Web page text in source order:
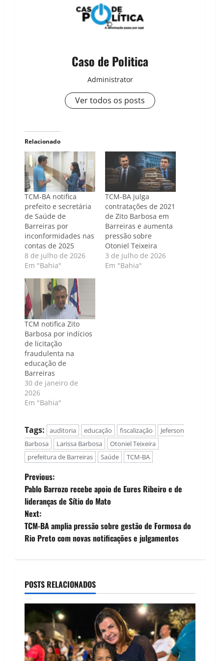
Caso de Politica
Administrator
Ver todos os posts
Relacionado
TCM-BA notifica
prefeito e secretária
de Saúde de
Barreiras por
inconformidades nas
contas de 2025
8 de julho de 2026
Em "Bahia"
TCM-BA julga
contratações de 2021
de Zito Barbosa em
Barreiras e aumenta
pressão sobre
Otoniel Teixeira
3 de julho de 2026
Em "Bahia"
TCM notifica Zito
Barbosa por indícios
de licitação
fraudulenta na
educação de
Barreiras
30 de janeiro de
2026
Em "Bahia"
Tags: auditoria educação fiscalização
Jeferson
Barbosa
Larissa Barbosa
Otoniel Teixeira
prefeitura de Barreiras
Saúde TCM-BA
P
o
s
t
a
v
i
g
Previous:
Pablo Barrozo recebe apoio de Eures Ribeiro e de
lideranças de Sítio do Mato
Next:
TCM-BA amplia pressão sobre gestão de Formosa do
Rio Preto com novas notificações e julgamentos
POSTS RELACIONADOS